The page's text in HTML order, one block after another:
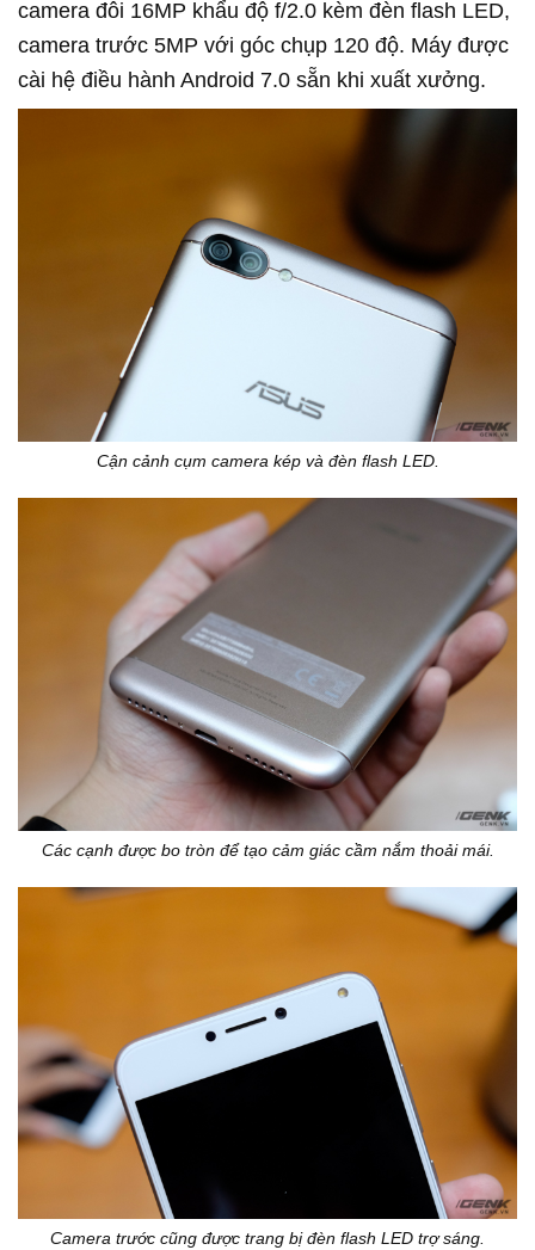
camera đôi 16MP khẩu độ f/2.0 kèm đèn flash LED,
camera trước 5MP với góc chụp 120 độ. Máy được
cài hệ điều hành Android 7.0 sẵn khi xuất xưởng.
Cận cảnh cụm camera kép và đèn flash LED.
Các cạnh được bo tròn để tạo cảm giác cầm nắm thoải mái.
Camera trước cũng được trang bị đèn flash LED trợ sáng.